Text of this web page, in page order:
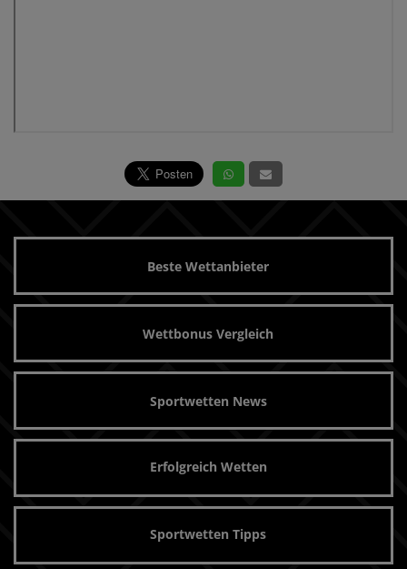
Beste Wettanbieter
Wettbonus Vergleich
Sportwetten News
Erfolgreich Wetten
Sportwetten Tipps